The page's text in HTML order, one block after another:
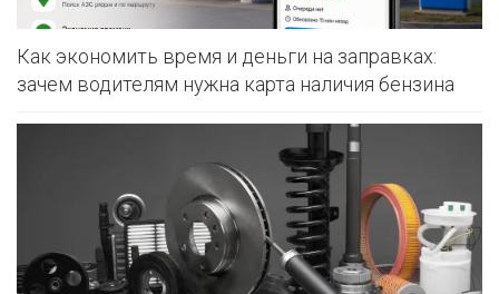
Как экономить время и деньги на заправках:
зачем водителям нужна карта наличия бензина